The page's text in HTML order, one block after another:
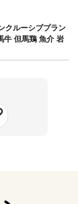
クルーシブプラン
牛 但馬鶏 魚介 岩